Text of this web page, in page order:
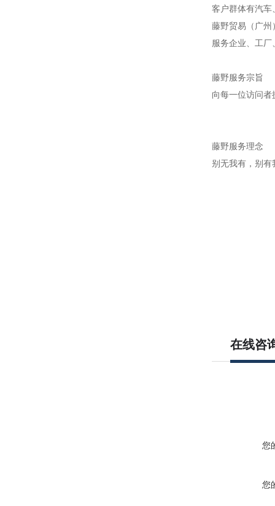
客户群体有汽车
藤野贸易（广州
服务企业、工
藤野服务宗旨
向每一位访问
藤野服务理念
别无我有，别
在线咨
您
您